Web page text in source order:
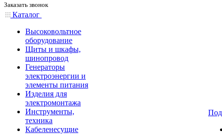
Заказать звонок
Каталог
Высоковольтное
оборудование
Щиты и шкафы,
шинопровод
Генераторы
электроэнергии и
элементы питания
Изделия для
электромонтажа
Инструменты,
техника
Кабеленесущие